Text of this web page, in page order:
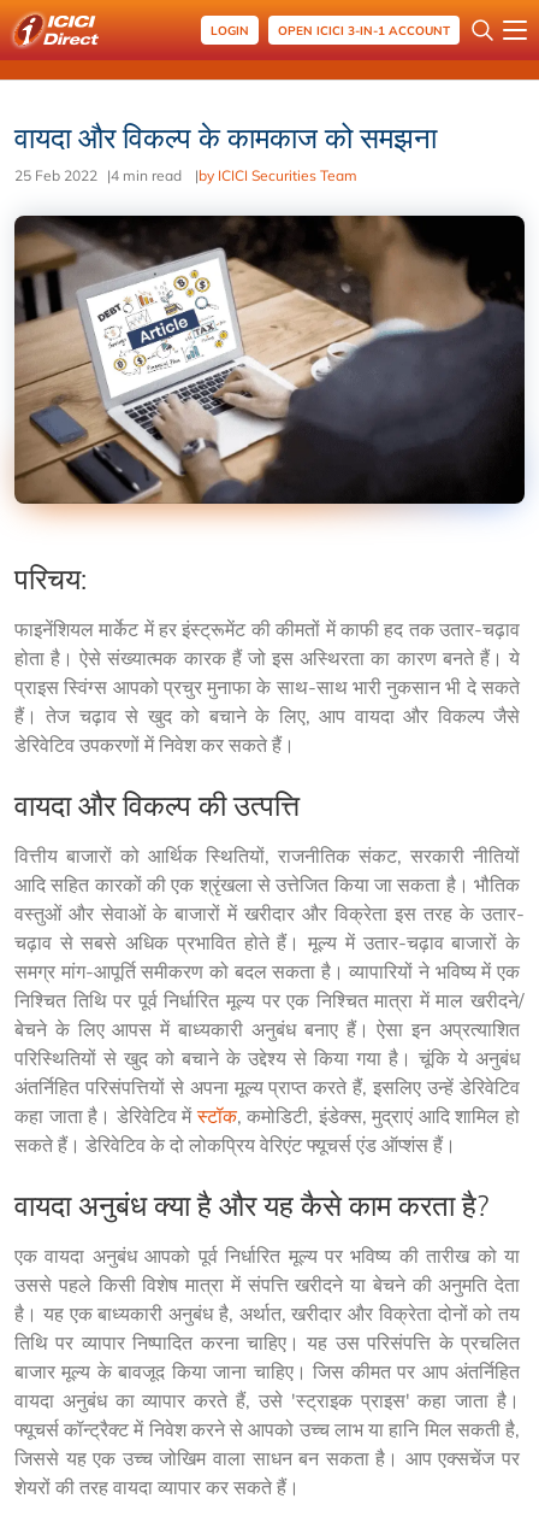
LOGIN OPEN ICICI 3-IN-1 ACCOUNT
वायदा और विकल्प के कामकाज को समझना
25 Feb 2022 |4 min read |by ICICI Securities Team
परिचय:
फाइनेंशियल मार्केट में हर इंस्ट्रूमेंट की कीमतों में काफी हद तक उतार-चढ़ाव
होता है। ऐसे संख्यात्मक कारक हैं जो इस अस्थिरता का कारण बनते हैं। ये
प्राइस स्विंग्स आपको प्रचुर मुनाफा के साथ-साथ भारी नुकसान भी दे सकते
हैं। तेज चढ़ाव से खुद को बचाने के लिए, आप वायदा और विकल्प जैसे
डेरिवेटिव उपकरणों में निवेश कर सकते हैं।
वायदा और विकल्प की उत्पत्ति
वित्तीय बाजारों को आर्थिक स्थितियों, राजनीतिक संकट, सरकारी नीतियों
आदि सहित कारकों की एक श्रृंखला से उत्तेजित किया जा सकता है। भौतिक
वस्तुओं और सेवाओं के बाजारों में खरीदार और विक्रेता इस तरह के उतार-
चढ़ाव से सबसे अधिक प्रभावित होते हैं। मूल्य में उतार-चढ़ाव बाजारों के
समग्र मांग-आपूर्ति समीकरण को बदल सकता है। व्यापारियों ने भविष्य में एक
निश्चित तिथि पर पूर्व निर्धारित मूल्य पर एक निश्चित मात्रा में माल खरीदने/
बेचने के लिए आपस में बाध्यकारी अनुबंध बनाए हैं। ऐसा इन अप्रत्याशित
परिस्थितियों से खुद को बचाने के उद्देश्य से किया गया है। चूंकि ये अनुबंध
अंतर्निहित परिसंपत्तियों से अपना मूल्य प्राप्त करते हैं, इसलिए उन्हें डेरिवेटिव
कहा जाता है। डेरिवेटिव में स्टॉक, कमोडिटी, इंडेक्स, मुद्राएं आदि शामिल हो
सकते हैं। डेरिवेटिव के दो लोकप्रिय वेरिएंट फ्यूचर्स एंड ऑप्शंस हैं।
वायदा अनुबंध क्या है और यह कैसे काम करता है?
एक वायदा अनुबंध आपको पूर्व निर्धारित मूल्य पर भविष्य की तारीख को या
उससे पहले किसी विशेष मात्रा में संपत्ति खरीदने या बेचने की अनुमति देता
है। यह एक बाध्यकारी अनुबंध है, अर्थात, खरीदार और विक्रेता दोनों को तय
तिथि पर व्यापार निष्पादित करना चाहिए। यह उस परिसंपत्ति के प्रचलित
बाजार मूल्य के बावजूद किया जाना चाहिए। जिस कीमत पर आप अंतर्निहित
वायदा अनुबंध का व्यापार करते हैं, उसे 'स्ट्राइक प्राइस' कहा जाता है।
फ्यूचर्स कॉन्ट्रैक्ट में निवेश करने से आपको उच्च लाभ या हानि मिल सकती है,
जिससे यह एक उच्च जोखिम वाला साधन बन सकता है। आप एक्सचेंज पर
शेयरों की तरह वायदा व्यापार कर सकते हैं।